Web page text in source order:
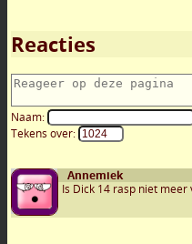
Reacties
Naam:
Tekens over:
Annemiek
Is Dick 14 rasp niet meer